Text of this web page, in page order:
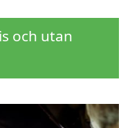
och utan